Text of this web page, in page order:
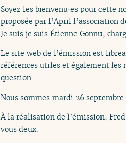
Soyez les bienvenu·es pour cette
proposée par l’April l’association
Je suis je suis Étienne Gonnu,
Le site web de l’émission est
références utiles et également les
question.
Nous sommes mardi 26
À la réalisation de l’émission,
vous deux.